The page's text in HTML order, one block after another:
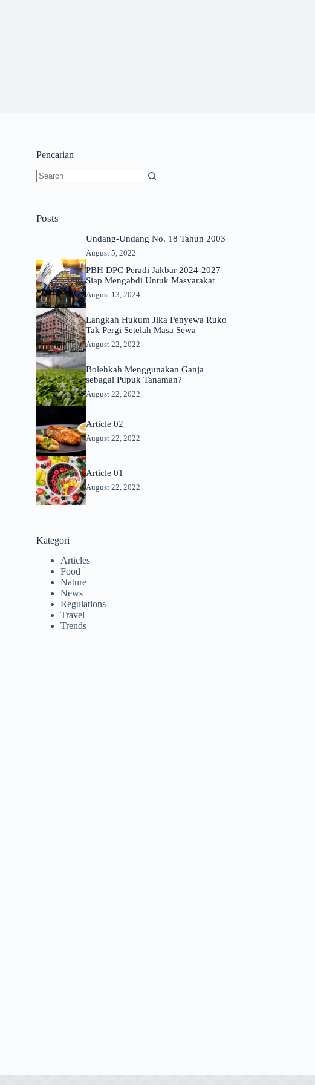
Pencarian
Posts
Undang-Undang No. 18 Tahun 2003
August 5, 2022
PBH DPC Peradi Jakbar 2024-2027
Siap Mengabdi Untuk Masyarakat
August 13, 2024
Langkah Hukum Jika Penyewa Ruko
Tak Pergi Setelah Masa Sewa
August 22, 2022
Bolehkah Menggunakan Ganja
sebagai Pupuk Tanaman?
August 22, 2022
Article 02
August 22, 2022
Article 01
August 22, 2022
Kategori
Articles
Food
Nature
News
Regulations
Travel
Trends